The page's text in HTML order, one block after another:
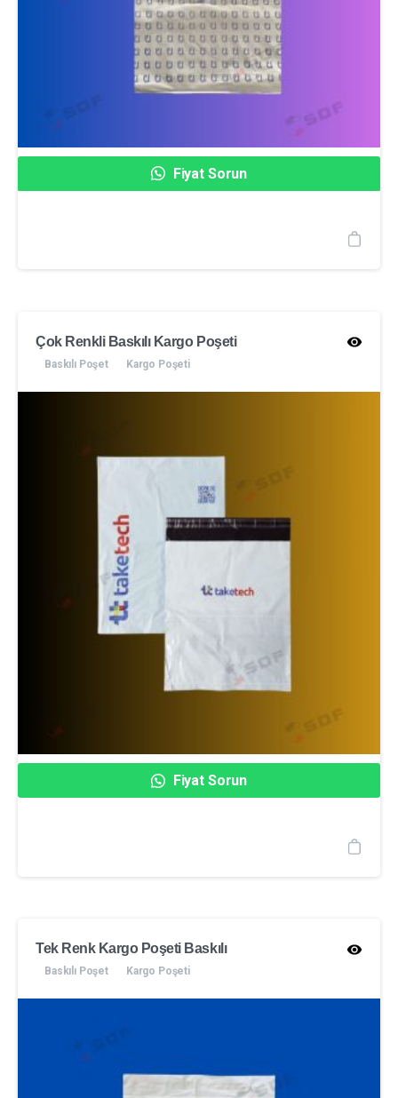
Fiyat Sorun
Çok Renkli Baskılı Kargo Poşeti
Baskılı Poşet Kargo Poşeti
Fiyat Sorun
Tek Renk Kargo Poşeti Baskılı
Baskılı Poşet Kargo Poşeti